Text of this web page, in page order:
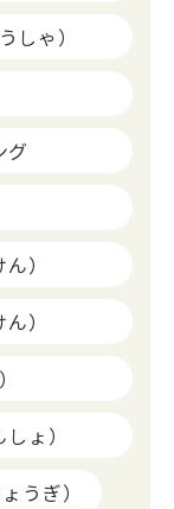
しゃ）
グ
）
）
ょ）
うぎ）